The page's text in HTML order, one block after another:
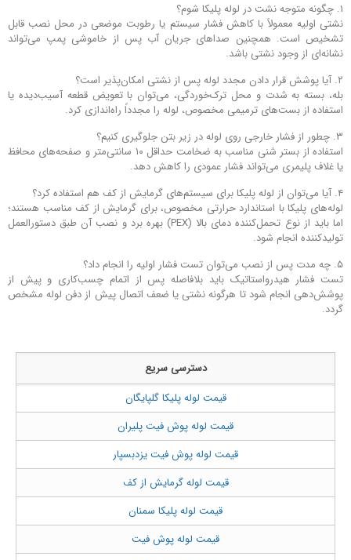
۱. چگونه متوجه نشت در لوله پلیکا شوم؟
نشتی اولیه معمولاً با کاهش فشار سیستم یا رطوبت موضعی در محل نصب قابل
تشخیص است. همچنین صداهای جریان آب پس از خاموشی پمپ می‌تواند
نشانه‌ای از وجود نشتی باشد.
۲. آیا پوشش قرار دادن مجدد لوله پس از نشتی امکان‌پذیر است؟
بله، بسته به شدت و محل ترک‌خوردگی، می‌توان با تعویض قطعه آسیب‌دیده یا
استفاده از بست‌های ترمیمی مخصوص، لوله را مجدداً راه‌اندازی کرد.
۳. چطور از فشار خارجی روی لوله در زیر بتن جلوگیری کنیم؟
استفاده از بستر شنی مناسب به ضخامت حداقل ۱۰ سانتی‌متر و صفحه‌های محافظ
یا غلاف پلیمری می‌تواند فشار عمودی را کاهش دهد.
۴. آیا می‌توان از لوله پلیکا برای سیستم‌های گرمایش از کف هم استفاده کرد؟
لوله‌های پلیکا با استاندارد حرارتی مخصوص، برای گرمایش از کف مناسب هستند؛
اما باید از نوع تحمل‌کننده دمای بالا (PEX) بهره برد و نصب آن طبق دستورالعمل
تولیدکننده انجام شود.
۵. چه مدت پس از نصب می‌توان تست فشار اولیه را انجام داد؟
تست فشار هیدرواستاتیک باید بلافاصله پس از اتمام چسب‌کاری و پیش از
پوشش‌دهی انجام شود تا هرگونه نشتی یا ضعف اتصال پیش از دفن لوله مشخص
گردد.
دسترسی سریع
قیمت لوله پلیکا گلپایگان
قیمت لوله پوش فیت پلیران
قیمت لوله پوش فیت یزدبسپار
قیمت لوله گرمایش از کف
قیمت لوله پلیکا سمنان
قیمت لوله پوش فیت